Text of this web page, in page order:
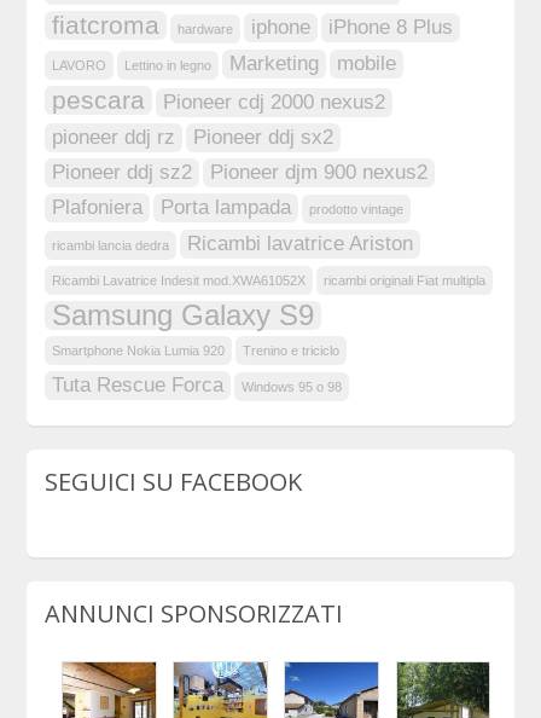
fiatcroma
hardware iphone iPhone 8 Plus
LAVORO Lettino in legno Marketing mobile
pescara
Pioneer cdj 2000 nexus2
pioneer ddj rz
Pioneer ddj sx2
Pioneer ddj sz2
Pioneer djm 900 nexus2
Plafoniera
Porta lampada prodotto vintage
ricambi lancia dedra Ricambi lavatrice Ariston
Ricambi Lavatrice Indesit mod.XWA61052X ricambi originali Fiat multipla
Samsung Galaxy S9
Smartphone Nokia Lumia 920 Trenino e triciclo
Tuta Rescue Forca Windows 95 o 98
SEGUICI SU FACEBOOK
ANNUNCI SPONSORIZZATI